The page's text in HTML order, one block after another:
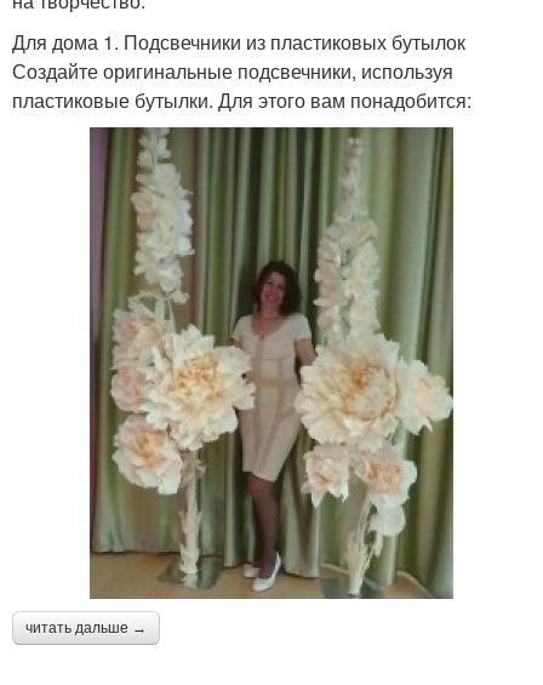
Для дома 1. Подсвечники из пластиковых бутылок
Создайте оригинальные подсвечники, используя
пластиковые бутылки. Для этого вам понадобится:
читать дальше →